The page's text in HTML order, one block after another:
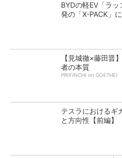
BYDの軽EV「ラ
発の「X-PACK」
【見城徹×藤田晋
者の本質
PR(FINCHI on GOETHE)
テスラにおけるギ
と方向性【前編】